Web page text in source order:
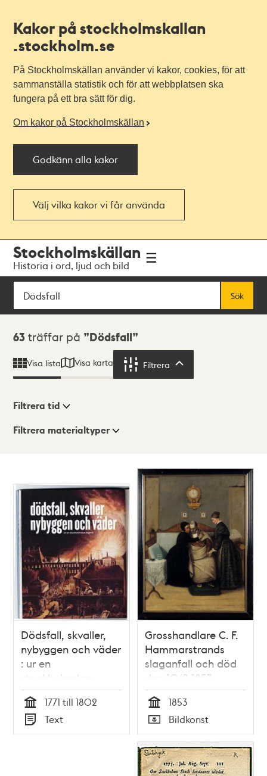
Kakor på stockholmskallan
.stockholm.se
På Stockholmskällan använder vi kakor, cookies, för att
sammanställa statistik och för att webbplatsen ska
fungera på ett bra sätt för dig.
Om kakor på Stockholmskällan
Godkänn alla kakor
Välj vilka kakor vi får använda
navigationen
huvudinnehållet
Stockholmskällan
Historia i ord, ljud och bild
Sök
Sök
Sökresultat
63 träffar på Dödsfall
Visa lista Visa karta Filtrera
Visningsläge
Lista
Karta
Filtrera tid
Filtrera materialtyper
Dödsfall, skvaller,
nybyggen och väder
: ur en
stockholmskas
dagbok /
artikelförfattare:
Elisabeth Brenning
Tid
1771 till 1802
Typ
Text
Grosshandlare C. F.
Hammarstrands
slaganfall och död
den 10/9 1853
Tid
1853
Typ
Bildkonst